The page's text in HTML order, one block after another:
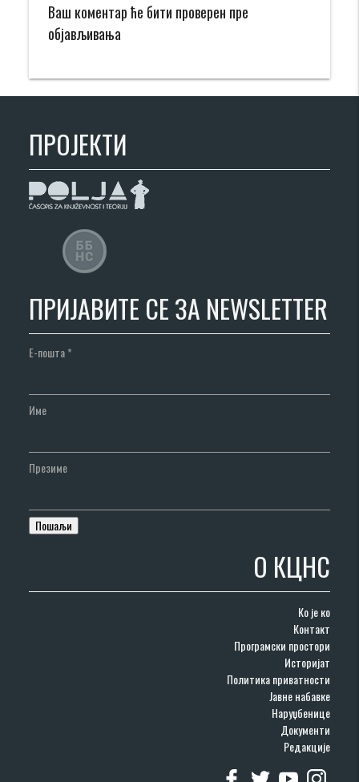
Ваш коментар ће бити проверен пре
објављивања
ПРОЈЕКТИ
ПРИЈАВИТЕ СЕ ЗА NEWSLETTER
Е-пошта*
Име
Презиме
О КЦНС
Ко је ко
Контакт
Програмски простори
Историјат
Политика приватности
Јавне набавке
Наруџбенице
Документи
Редакције